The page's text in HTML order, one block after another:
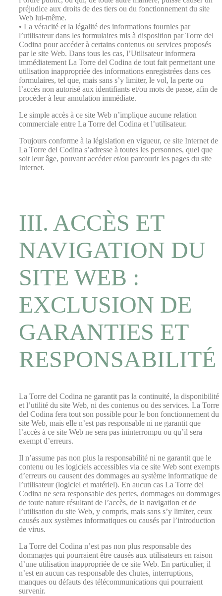
préjudice aux droits de des tiers ou du fonctionnement du site
Web lui-même.
• La véracité et la légalité des informations fournies par
l’utilisateur dans les formulaires mis à disposition par Torre del
Codina pour accéder à certains contenus ou services proposés
par le site Web. Dans tous les cas, l’Utilisateur informera
immédiatement La Torre del Codina de tout fait permettant une
utilisation inappropriée des informations enregistrées dans ces
formulaires, tel que, mais sans s’y limiter, le vol, la perte ou
l’accès non autorisé aux identifiants et/ou mots de passe, afin de
procéder à leur annulation immédiate.
Le simple accès à ce site Web n’implique aucune relation
commerciale entre La Torre del Codina et l’utilisateur.
Toujours conforme à la législation en vigueur, ce site Internet de
La Torre del Codina s’adresse à toutes les personnes, quel que
soit leur âge, pouvant accéder et/ou parcourir les pages du site
Internet.
III. ACCÈS ET
NAVIGATION DU
SITE WEB :
EXCLUSION DE
GARANTIES ET
RESPONSABILITÉ
La Torre del Codina ne garantit pas la continuité, la disponibilité
et l’utilité du site Web, ni des contenus ou des services. La Torre
del Codina fera tout son possible pour le bon fonctionnement du
site Web, mais elle n’est pas responsable ni ne garantit que
l’accès à ce site Web ne sera pas ininterrompu ou qu’il sera
exempt d’erreurs.
Il n’assume pas non plus la responsabilité ni ne garantit que le
contenu ou les logiciels accessibles via ce site Web sont exempts
d’erreurs ou causent des dommages au système informatique de
l’utilisateur (logiciel et matériel). En aucun cas La Torre del
Codina ne sera responsable des pertes, dommages ou dommages
de toute nature résultant de l’accès, de la navigation et de
l’utilisation du site Web, y compris, mais sans s’y limiter, ceux
causés aux systèmes informatiques ou causés par l’introduction
de virus.
La Torre del Codina n’est pas non plus responsable des
dommages qui pourraient être causés aux utilisateurs en raison
d’une utilisation inappropriée de ce site Web. En particulier, il
n’est en aucun cas responsable des chutes, interruptions,
manques ou défauts des télécommunications qui pourraient
survenir.